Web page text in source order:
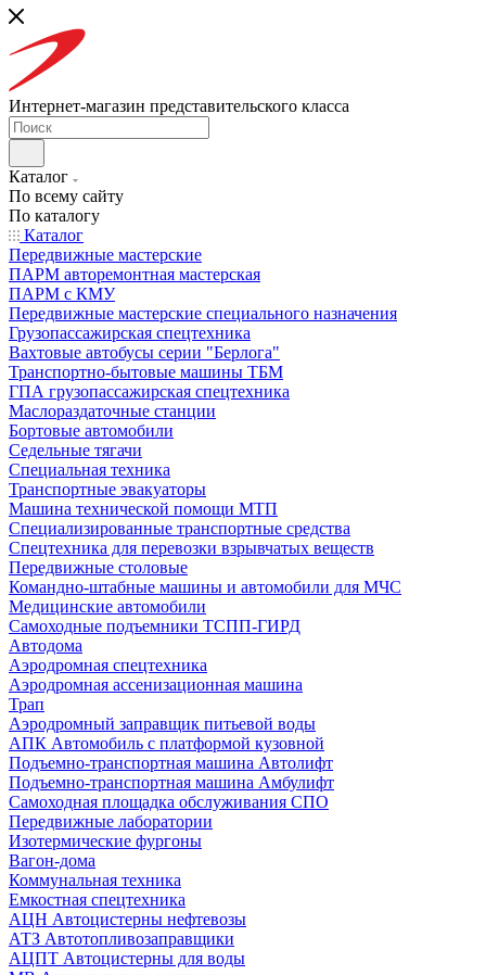
Интернет-магазин представительского класса
Каталог
По всему сайту
По каталогу
Каталог
Передвижные мастерские
ПАРМ авторемонтная мастерская
ПАРМ с КМУ
Передвижные мастерские специального назначения
Грузопассажирская спецтехника
Вахтовые автобусы серии "Берлога"
Транспортно-бытовые машины ТБМ
ГПА грузопассажирская спецтехника
Маслораздаточные станции
Бортовые автомобили
Седельные тягачи
Специальная техника
Транспортные эвакуаторы
Машина технической помощи МТП
Специализированные транспортные средства
Спецтехника для перевозки взрывчатых веществ
Передвижные столовые
Командно-штабные машины и автомобили для МЧС
Медицинские автомобили
Самоходные подъемники ТСПП-ГИРД
Автодома
Аэродромная спецтехника
Аэродромная ассенизационная машина
Трап
Аэродромный заправщик питьевой воды
АПК Автомобиль с платформой кузовной
Подъемно-транспортная машина Автолифт
Подъемно-транспортная машина Амбулифт
Самоходная площадка обслуживания СПО
Передвижные лаборатории
Изотермические фургоны
Вагон-дома
Коммунальная техника
Емкостная спецтехника
АЦН Автоцистерны нефтевозы
АТЗ Автотопливозаправщики
АЦПТ Автоцистерны для воды